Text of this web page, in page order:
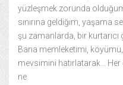
yüzleşmek zorunda
sınırına geldiğim, yaşama
şu zamanlarda, bir kurtarıcı
Bana memleketimi, köyümü,
mevsimini hatırlatarak… Her
ne